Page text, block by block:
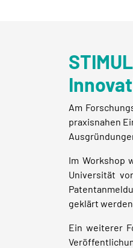
Am
praxisnahen
Im Workshop
Universität
geklärt
Ein weiterer